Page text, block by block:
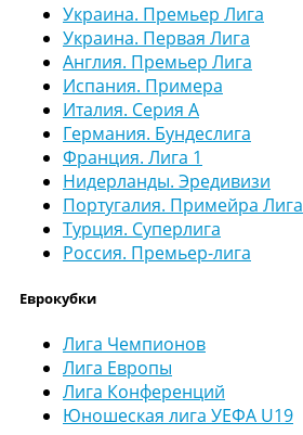
Украина. Премьер Лига
Украина. Первая Лига
Англия. Премьер Лига
Испания. Примера
Италия. Серия А
Германия. Бундеслига
Франция. Лига 1
Нидерланды. Эредивизи
Португалия. Примейра Лига
Турция. Суперлига
Россия. Премьер-лига
Еврокубки
Лига Чемпионов
Лига Европы
Лига Конференций
Юношеская лига УЕФА U19